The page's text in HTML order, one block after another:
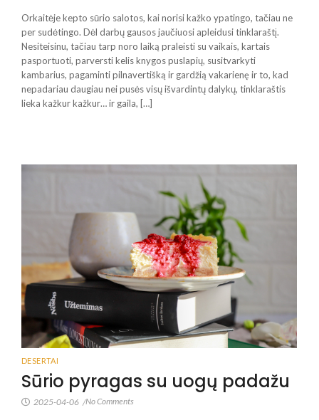
Orkaitėje kepto sūrio salotos, kai norisi kažko ypatingo, tačiau ne
per sudėtingo. Dėl darbų gausos jaučiuosi apleidusi tinklaraštį.
Nesiteisinu, tačiau tarp noro laiką praleisti su vaikais, kartais
pasportuoti, parversti kelis knygos puslapių, susitvarkyti
kambarius, pagaminti pilnavertišką ir gardžią vakarienę ir to, kad
nepadariau daugiau nei pusės visų išvardintų dalykų, tinklaraštis
lieka kažkur kažkur… ir gaila, […]
DESERTAI
Sūrio pyragas su uogų padažu
2025-04-06 /No Comments